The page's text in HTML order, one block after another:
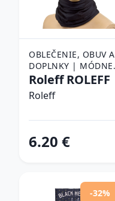
OBLEČENIE, OBUV A
DOPLNKY | MÓDNE
DOPLNKY | ŠATKY,
ŠATKY
Roleff ROLEFF
Roleff
6.20 €
-32%